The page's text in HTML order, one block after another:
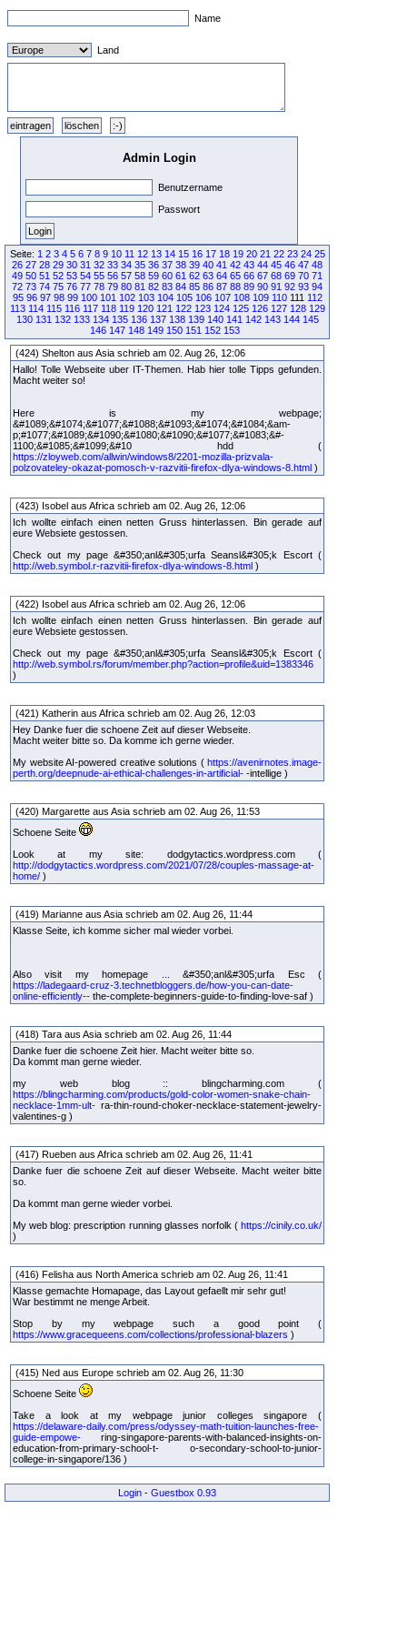
Name
Land
Admin Login
Benutzername
Passwort
Seite: 1 2 3 4 5 6 7 8 9 10 11 12 13 14 15 16 17 18 19 20 21 22 23 24 25
26 27 28 29 30 31 32 33 34 35 36 37 38 39 40 41 42 43 44 45 46 47 48
49 50 51 52 53 54 55 56 57 58 59 60 61 62 63 64 65 66 67 68 69 70 71
72 73 74 75 76 77 78 79 80 81 82 83 84 85 86 87 88 89 90 91 92 93 94
95 96 97 98 99 100 101 102 103 104 105 106 107 108 109 110111 112
113 114 115 116 117 118 119 120 121 122 123 124 125 126 127 128 129
130 131 132 133 134 135 136 137 138 139 140 141 142 143 144 145
146 147 148 149 150 151 152 153
(424) Shelton aus Asia schrieb am 02. Aug 26, 12:06
Hallo! Tolle Webseite uber IT-Themen. Hab hier tolle Tipps gefunden.
Macht weiter so!
Here is my webpage;
&#1089;&#1074;&#1077;&#1088;&#1093;&#1074;&#1084;&am-
p;#1077;&#1089;&#1090;&#1080;&#1090;&#1077;&#1083;&#-
1100;&#1085;&#1099;&#10 hdd (
https://zloyweb.com/allwin/windows8/2201-mozilla-prizvala-
polzovateley-okazat-pomosch-v-razvitii-firefox-dlya-windows-8.html )
(423) Isobel aus Africa schrieb am 02. Aug 26, 12:06
Ich wollte einfach einen netten Gruss hinterlassen. Bin gerade auf
eure Websiete gestossen.
Check out my page &#350;anl&#305;urfa Seansl&#305;k Escort (
http://web.symbol.r-razvitii-firefox-dlya-windows-8.html )
(422) Isobel aus Africa schrieb am 02. Aug 26, 12:06
Ich wollte einfach einen netten Gruss hinterlassen. Bin gerade auf
eure Websiete gestossen.
Check out my page &#350;anl&#305;urfa Seansl&#305;k Escort (
http://web.symbol.rs/forum/member.php?action=profile&uid=1383346
)
(421) Katherin aus Africa schrieb am 02. Aug 26, 12:03
Hey Danke fuer die schoene Zeit auf dieser Webseite.
Macht weiter bitte so. Da komme ich gerne wieder.
My website AI-powered creative solutions ( https://avenirnotes.image-
perth.org/deepnude-ai-ethical-challenges-in-artificial- -intellige )
(420) Margarette aus Asia schrieb am 02. Aug 26, 11:53
Schoene Seite
Look at my site: dodgytactics.wordpress.com (
http://dodgytactics.wordpress.com/2021/07/28/couples-massage-at-
home/ )
(419) Marianne aus Asia schrieb am 02. Aug 26, 11:44
Klasse Seite, ich komme sicher mal wieder vorbei.
Also visit my homepage ... &#350;anl&#305;urfa Esc (
https://ladegaard-cruz-3.technetbloggers.de/how-you-can-date-
online-efficiently-- the-complete-beginners-guide-to-finding-love-saf )
(418) Tara aus Asia schrieb am 02. Aug 26, 11:44
Danke fuer die schoene Zeit hier. Macht weiter bitte so.
Da kommt man gerne wieder.
my web blog :: blingcharming.com (
https://blingcharming.com/products/gold-color-women-snake-chain-
necklace-1mm-ult- ra-thin-round-choker-necklace-statement-jewelry-
valentines-g )
(417) Rueben aus Africa schrieb am 02. Aug 26, 11:41
Danke fuer die schoene Zeit auf dieser Webseite. Macht weiter bitte
so.
Da kommt man gerne wieder vorbei.
My web blog: prescription running glasses norfolk ( https://cinily.co.uk/
)
(416) Felisha aus North America schrieb am 02. Aug 26, 11:41
Klasse gemachte Homapage, das Layout gefaellt mir sehr gut!
War bestimmt ne menge Arbeit.
Stop by my webpage such a good point (
https://www.gracequeens.com/collections/professional-blazers )
(415) Ned aus Europe schrieb am 02. Aug 26, 11:30
Schoene Seite
Take a look at my webpage junior colleges singapore (
https://delaware-daily.com/press/odyssey-math-tuition-launches-free-
guide-empowe- ring-singapore-parents-with-balanced-insights-on-
education-from-primary-school-t- o-secondary-school-to-junior-
college-in-singapore/136 )
Login - Guestbox 0.93